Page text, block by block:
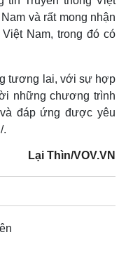
và rất mong nhận
Nam, trong đó có
tương lai, với sự hợp
những chương trình
đáp ứng được yêu
.
Lại Thìn/VOV.VN